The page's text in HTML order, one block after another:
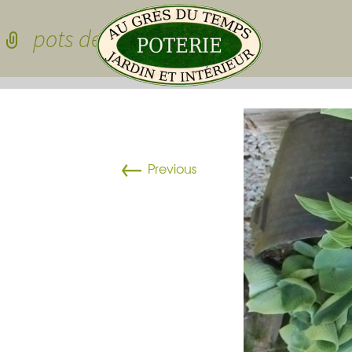
Pots de jardin
Pots de jardin
Pots à
Pots pour
grasses
dessous de
Pots pour
Vasques
pots de jardin en grès
← Previous